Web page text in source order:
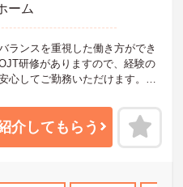
ーム
ランスを重視した働き方ができ
研修がありますので、経験の
心してご勤務いただけます。ご
介してもらう